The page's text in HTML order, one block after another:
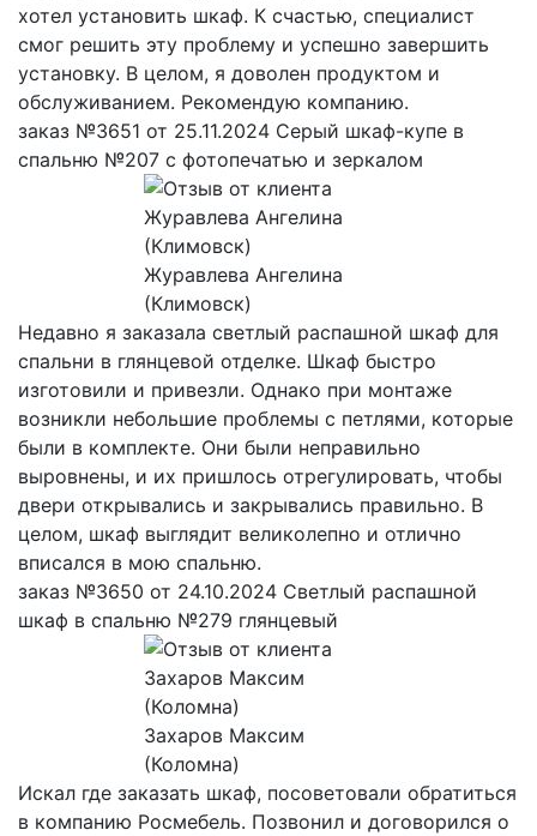
хотел установить шкаф. К счастью, специалист
смог решить эту проблему и успешно завершить
установку. В целом, я доволен продуктом и
обслуживанием. Рекомендую компанию.
заказ №3651 от 25.11.2024 Серый шкаф-купе в
спальню №207 с фотопечатью и зеркалом
Журавлева Ангелина
(Климовск)
Недавно я заказала светлый распашной шкаф для
спальни в глянцевой отделке. Шкаф быстро
изготовили и привезли. Однако при монтаже
возникли небольшие проблемы с петлями, которые
были в комплекте. Они были неправильно
выровнены, и их пришлось отрегулировать, чтобы
двери открывались и закрывались правильно. В
целом, шкаф выглядит великолепно и отлично
вписался в мою спальню.
заказ №3650 от 24.10.2024 Светлый распашной
шкаф в спальню №279 глянцевый
Захаров Максим
(Коломна)
Искал где заказать шкаф, посоветовали обратиться
в компанию Росмебель. Позвонил и договорился о